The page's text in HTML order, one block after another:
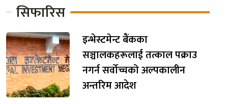
सिफारिस
इन्भेस्टमेन्ट बैंकका
सञ्चालकहरूलाई तत्काल पक्राउ
नगर्न सर्वोच्चको अल्पकालीन
अन्तरिम आदेश